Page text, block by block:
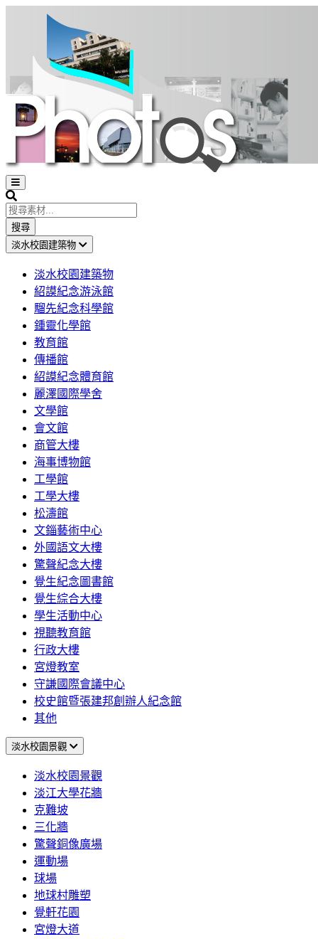
Open
sidebar
Search
搜尋
淡水校園建築物
淡水校園建築物
紹謨紀念游泳館
騮先紀念科學館
鍾靈化學館
教育館
傳播館
紹謨紀念體育館
麗澤國際學舍
文學館
會文館
商管大樓
海事博物館
工學館
工學大樓
松濤館
文錙藝術中心
外國語文大樓
驚聲紀念大樓
覺生紀念圖書館
覺生綜合大樓
學生活動中心
視聽教育館
行政大樓
宮燈教室
守謙國際會議中心
校史館暨張建邦創辦人紀念館
其他
淡水校園景觀
淡水校園景觀
淡江大學花牆
克難坡
三化牆
驚聲銅像廣場
運動場
球場
地球村雕塑
覺軒花園
宮燈大道